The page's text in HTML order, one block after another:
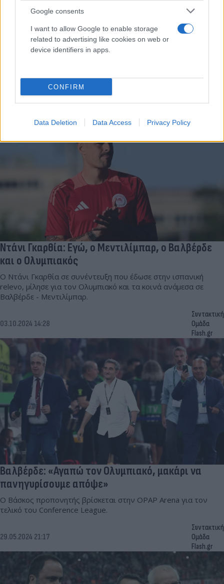
Google consents
I want to allow Google to enable storage
related to advertising like cookies on web or
device identifiers in apps.
CONFIRM
Data Deletion Data Access Privacy Policy
Ολυμπιακός: Οι ευχές του Ερνέστο Βαλβέρδε για
τα 100 χρόνια των Πειραιωτών
Ομάδα
Ντάνι Γκαρθία: Εγώ, ο Μεντιλίμπαρ, ο Βαλβέρδε
και ο Ολυμπιακός
Ο Ντάνι Γκαρθία σε συνέντευξη που έδωσε στην ισπανική
relevo, μίλησε για τον Ολυμπιακό και τα κοινά ανάμεσα σε
Βαλβέρδε - Μεντιλίμπαρ.
03.10.2024 14:28
Συντακτική
Ομάδα
Flash.gr
Βαλβέρδε: «Αγαπώ τον Ολυμπιακό, μακάρι να
πανηγυρίσουμε απόψε»
Ο Βάσκος προπονητής βρίσκεται στην OPAP Arena για τον
τελικό του Conference League.
29.05.2024 21:17
Συντακτική
Ομάδα
Flash.gr